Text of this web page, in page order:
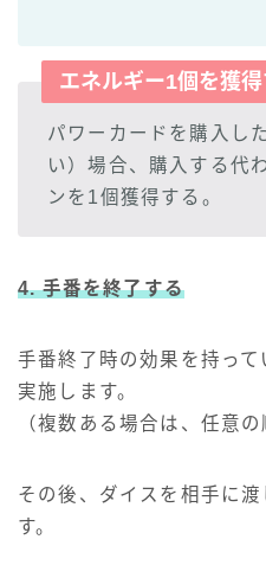
エネルギー1個を獲得
パワーカードを購入し
い）場合、購入する代
ンを1個獲得する。
4. 手番を終了する
手番終了時の効果を持っ
実施します。
（複数ある場合は、任意の
その後、ダイスを相手に
す。